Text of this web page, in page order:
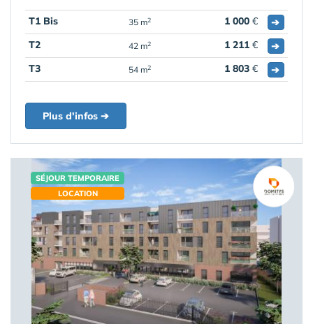
T1 Bis 35 m2 1 000 €
➔
T2
42 m2 1 211 €
➔
T3
54 m2 1 803 € ➔
Plus d'infos ➔
SÉJOUR TEMPORAIRE
LOCATION